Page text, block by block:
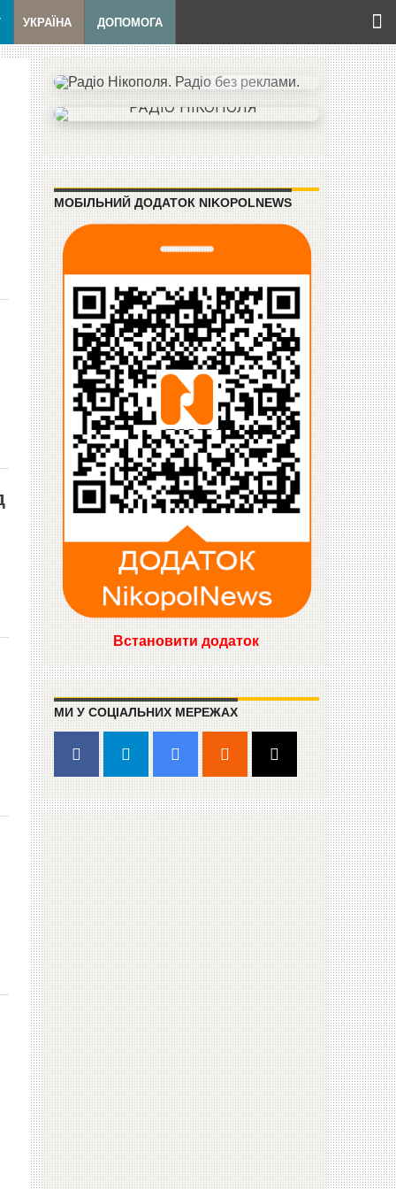
УКРАЇНА ДОПОМОГА
МОБІЛЬНИЙ ДОДАТОК NIKOPOLNEWS
Встановити додаток
МИ У СОЦІАЛЬНИХ МЕРЕЖАХ